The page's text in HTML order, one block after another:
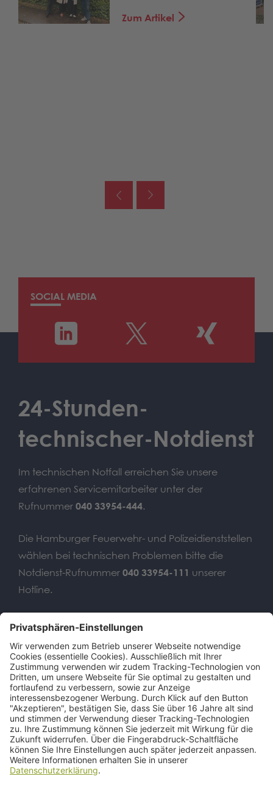
Zum Artikel
SOCIAL MEDIA
24-Stunden-
technischer-Notdienst
Im technischen Notfall erreichen Sie unsere
erfahrenen Servicemitarbeiter unter der
Rufnummer 040 33954-444.
Die Hamburger Feuerwehr- und Polizeidienststellen
wählen bei technischen Problemen bitte die
Notdienst-Rufnummer 040 33954-111 unserer
Hotline.
Wir benötigen Ihre
Zustimmung, um den Google
Maps-Service zu laden!
Wir verwenden einen Service eines
Drittanbieters, um Karteninhalte
einzubetten. Dieser Service kann Daten
zu Ihren Aktivitäten sammeln. Bitte lesen
Sie die Details durch und stimmen Sie
der Nutzung des Service zu, um diese